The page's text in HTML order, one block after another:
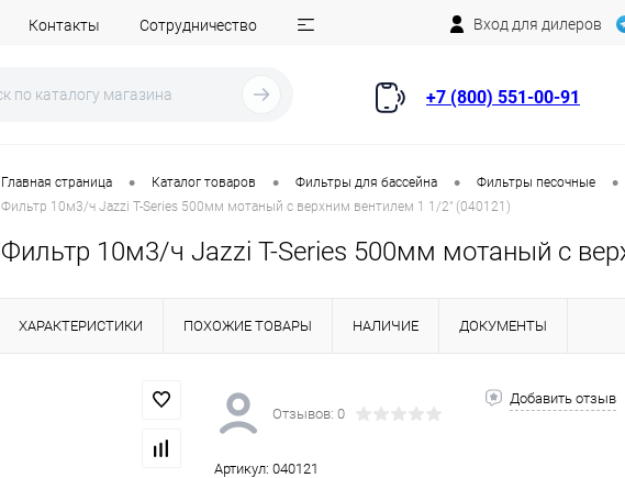
Контакты Сотрудничество Вход для дилеров
+7 (800) 551-00-91
Главная страница • Каталог товаров • Фильтры для бассейна • Фильтры песочные •
Фильтр 10м3/ч Jazzi T-Series 500мм мотаный c верхним вентилем 1 1/2" (040121)
Фильтр 10м3/ч Jazzi T-Series 500мм мотаный c
ХАРАКТЕРИСТИКИ ПОХОЖИЕ ТОВАРЫ НАЛИЧИЕ ДОКУМЕНТЫ
Отзывов: 0
Добавить отзыв
Артикул: 040121